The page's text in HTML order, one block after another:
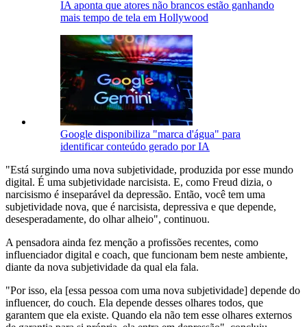
IA aponta que atores não brancos estão ganhando
mais tempo de tela em Hollywood
Google disponibiliza "marca d'água" para
identificar conteúdo gerado por IA
"Está surgindo uma nova subjetividade, produzida por esse mundo
digital. É uma subjetividade narcisista. E, como Freud dizia, o
narcisismo é inseparável da depressão. Então, você tem uma
subjetividade nova, que é narcisista, depressiva e que depende,
desesperadamente, do olhar alheio", continuou.
A pensadora ainda fez menção a profissões recentes, como
influenciador digital e coach, que funcionam bem neste ambiente,
diante da nova subjetividade da qual ela fala.
"Por isso, ela [essa pessoa com uma nova subjetividade] depende do
influencer, do couch. Ela depende desses olhares todos, que
garantem que ela existe. Quando ela não tem esse olhares externos